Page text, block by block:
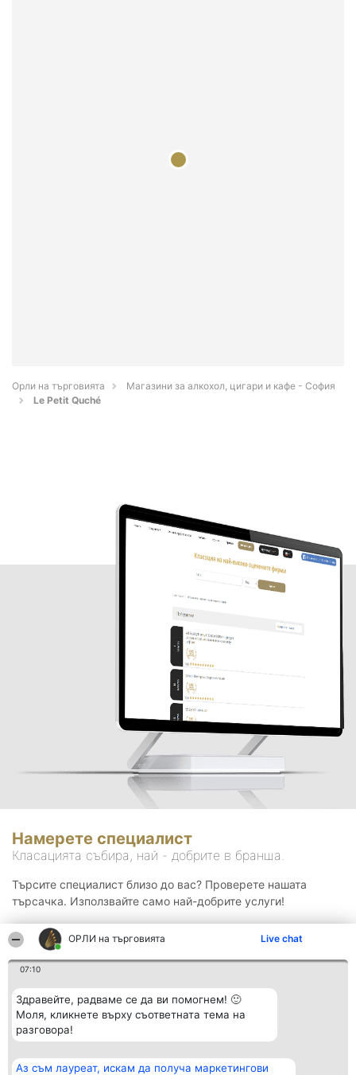
ОРЛИ на търговията Live chat
07:10
Здравейте, радваме се да ви помогнем! 🙂
Моля, кликнете върху съответната тема на
разговора!
Аз съм лауреат, искам да получа маркетингови
Орли на търговията
Магазини за алкохол, цигари и кафе - София
Le Petit Quché
Намерете специалист
Класацията събира, най - добрите в бранша.
Търсите специалист близо до вас? Проверете нашата
търсачка. Използвайте само най-добрите услуги!
Организатор на
Класация Контакти